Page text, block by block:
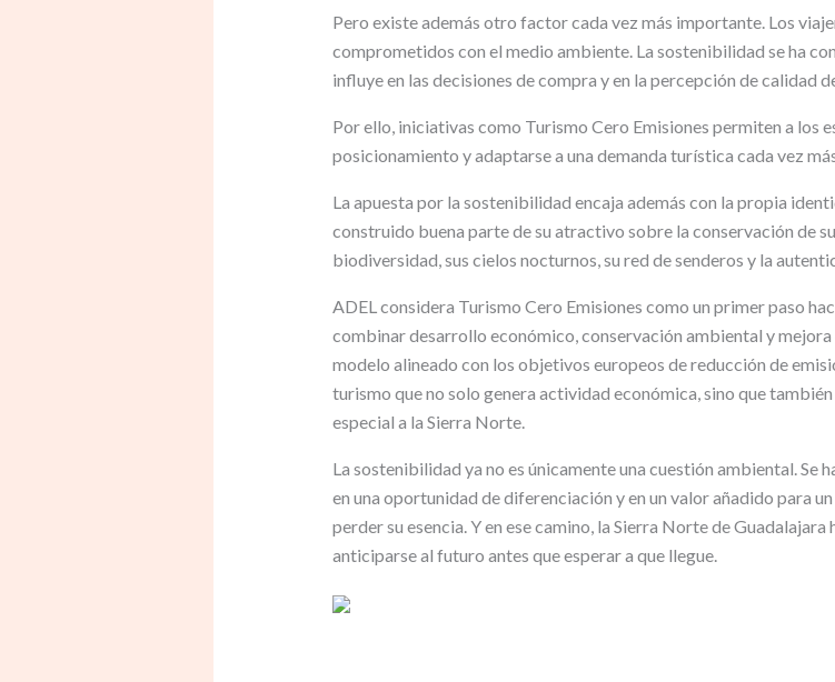
Pero existe además otro factor cada vez más importante. Los
comprometidos con el medio ambiente. La sostenibilidad se ha
influye en las decisiones de compra y en la percepción de calidad
Por ello, iniciativas como Turismo Cero Emisiones permiten a los
posicionamiento y adaptarse a una demanda turística cada vez
La apuesta por la sostenibilidad encaja además con la propia
construido buena parte de su atractivo sobre la conservación de
biodiversidad, sus cielos nocturnos, su red de senderos y la
ADEL considera Turismo Cero Emisiones como un primer paso
combinar desarrollo económico, conservación ambiental y mejora
modelo alineado con los objetivos europeos de reducción de
turismo que no solo genera actividad económica, sino que
especial a la Sierra Norte.
La sostenibilidad ya no es únicamente una cuestión ambiental. Se
en una oportunidad de diferenciación y en un valor añadido para
perder su esencia. Y en ese camino, la Sierra Norte de
anticiparse al futuro antes que esperar a que llegue.